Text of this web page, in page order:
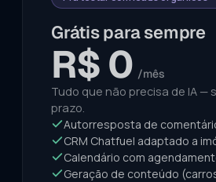
Grátis para sempre
R$ 0 /mês
Tudo que não precisa de IA —
prazo.
Autorresposta de
CRM Chatfuel adaptado a
Calendário com
Geração de conteúdo